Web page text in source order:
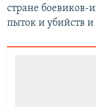
стране
пыток и убийств